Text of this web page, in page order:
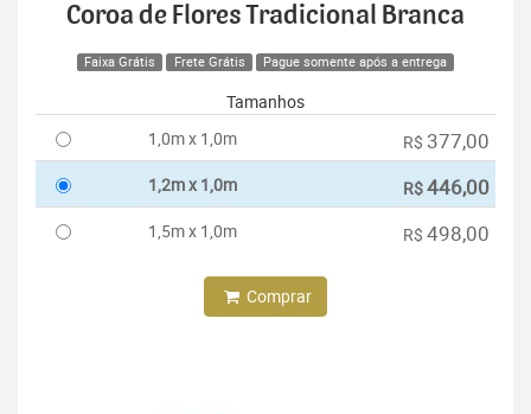
Coroa de Flores Tradicional Branca
Faixa Grátis Frete Grátis Pague somente após a entrega
Tamanhos
1,0m x 1,0m
R$ 377,00
1,2m x 1,0m R$446,00
1,5m x 1,0m R$ 498,00
Comprar